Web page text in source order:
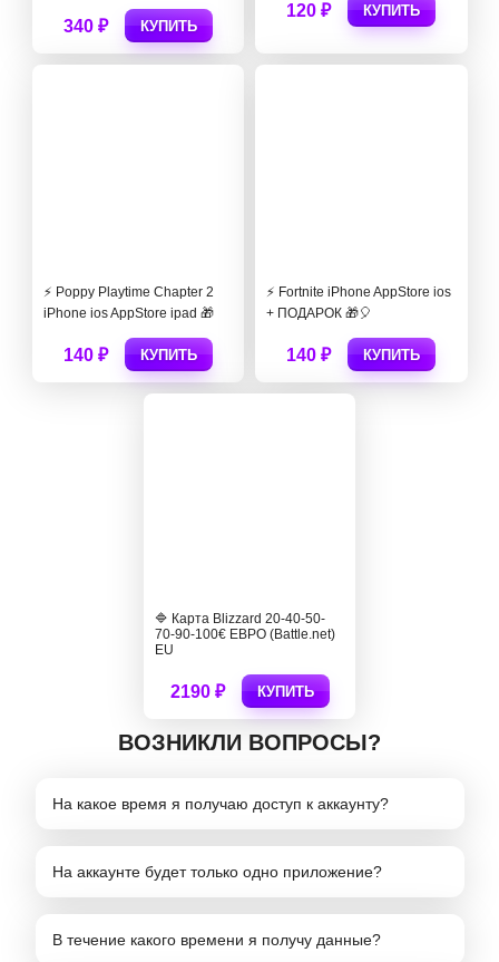
340 ₽ КУПИТЬ
120 ₽ КУПИТЬ
⚡️ Poppy Playtime Chapter 2
iPhone ios AppStore ipad 🎁
140 ₽ КУПИТЬ
⚡️ Fortnite iPhone AppStore ios
+ ПОДАРОК 🎁🎈
140 ₽ КУПИТЬ
🔷 Карта Blizzard 20-40-50-
70-90-100€ ЕВРО (Battle.net)
EU
2190 ₽ КУПИТЬ
ВОЗНИКЛИ ВОПРОСЫ?
На какое время я получаю доступ к аккаунту?
На аккаунте будет только одно приложение?
В течение какого времени я получу данные?